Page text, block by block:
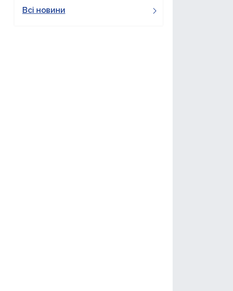
Всі новини